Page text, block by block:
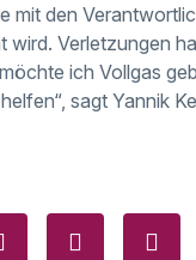
mit den
Verletzungen
ich Vollgas
sagt Yannik